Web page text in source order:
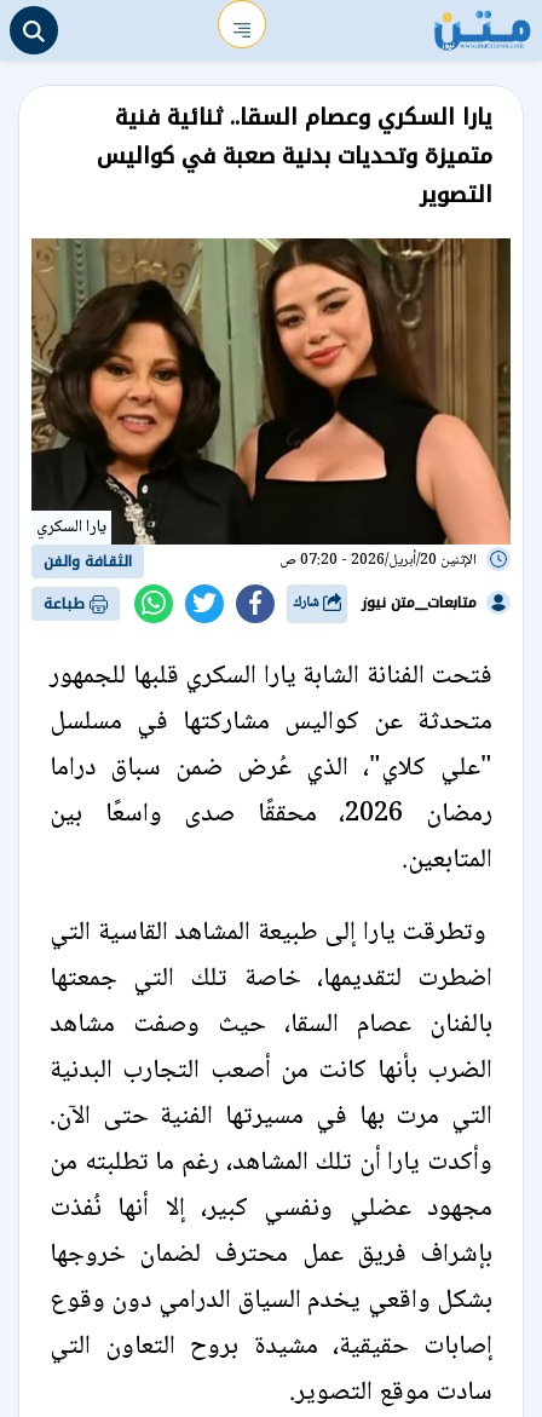
يارا السكري وعصام السقا.. ثنائية فنية
متميزة وتحديات بدنية صعبة في كواليس
التصوير
يارا السكري
الإثنين 20/أبريل/2026 - 07:20 ص
الثقافة والفن
متابعات__متن نيوز
طباعة
فتحت الفنانة الشابة يارا السكري قلبها للجمهور
متحدثة عن كواليس مشاركتها في مسلسل
"علي كلاي"، الذي عُرض ضمن سباق دراما
رمضان 2026، محققًا صدى واسعًا بين
المتابعين.
وتطرقت يارا إلى طبيعة المشاهد القاسية التي
اضطرت لتقديمها، خاصة تلك التي جمعتها
بالفنان عصام السقا، حيث وصفت مشاهد
الضرب بأنها كانت من أصعب التجارب البدنية
التي مرت بها في مسيرتها الفنية حتى الآن.
وأكدت يارا أن تلك المشاهد، رغم ما تطلبته من
مجهود عضلي ونفسي كبير، إلا أنها نُفذت
بإشراف فريق عمل محترف لضمان خروجها
بشكل واقعي يخدم السياق الدرامي دون وقوع
إصابات حقيقية، مشيدة بروح التعاون التي
سادت موقع التصوير.